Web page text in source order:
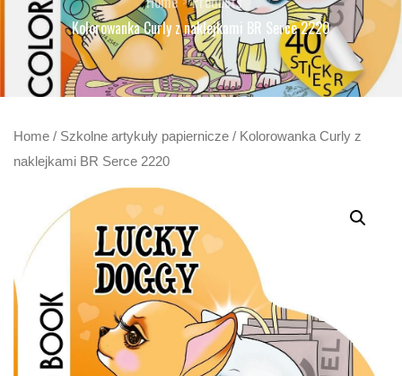
Kolorowanka Curly z naklejkami BR Serce 2220
Home / Szkolne artykuły papiernicze / Kolorowanka Curly z
naklejkami BR Serce 2220